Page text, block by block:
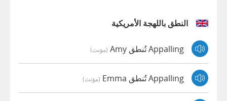
النطق باللهجة الأمريكية
Appalling تُنطق Amy (مؤنث)
Appalling تُنطق Emma (مؤنث)